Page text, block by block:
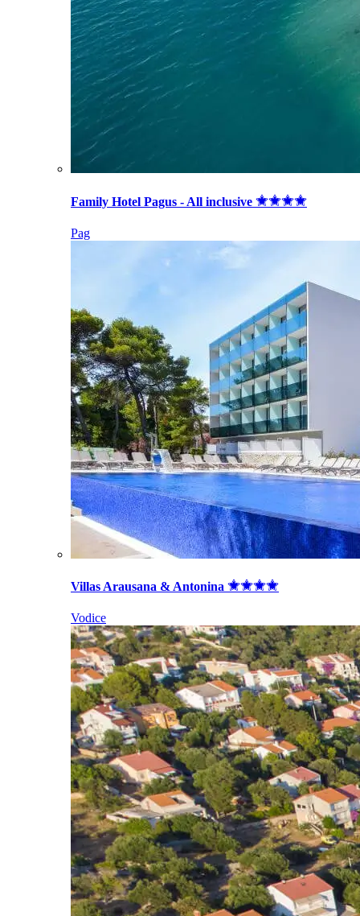
Family Hotel Pagus - All inclusive
Pag
Villas Arausana & Antonina
Vodice